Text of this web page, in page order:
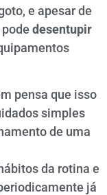
e apesar de
desentupir
pensa que isso
simples
de uma
da rotina e
já